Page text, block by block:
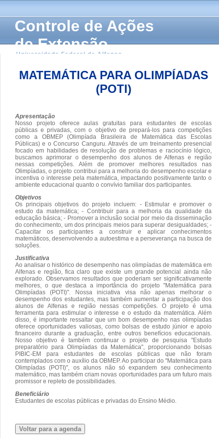
Controle de Ações
de Extensão
Universidade Federal de Alfenas
MATEMÁTICA PARA OLIMPÍADAS
(POTI)
Apresentação
Nosso projeto oferece aulas gratuitas para estudantes de escolas
públicas e privadas, com o objetivo de prepará-los para competições
como a OBMEP (Olimpíada Brasileira de Matemática das Escolas
Públicas) e o Concurso Canguru. Através de um treinamento presencial
focado em habilidades de resolução de problemas e raciocínio lógico,
buscamos aprimorar o desempenho dos alunos de Alfenas e região
nessas competições. Além de promover melhores resultados nas
Olimpíadas, o projeto contribui para a melhoria do desempenho escolar e
incentiva o interesse pela matemática, impactando positivamente tanto o
ambiente educacional quanto o convívio familiar dos participantes.
Objetivos
Os principais objetivos do projeto incluem: - Estimular e promover o
estudo da matemática; - Contribuir para a melhoria da qualidade da
educação básica; - Promover a inclusão social por meio da disseminação
do conhecimento, um dos principais meios para superar desigualdades; -
Capacitar os participantes a construir e aplicar conhecimentos
matemáticos, desenvolvendo a autoestima e a perseverança na busca de
soluções.
Justificativa
Ao analisar o histórico de desempenho nas olimpíadas de matemática em
Alfenas e região, fica claro que existe um grande potencial ainda não
explorado. Observamos resultados que poderiam ser significativamente
melhores, o que destaca a importância do projeto "Matemática para
Olimpíadas (POTI)". Nossa iniciativa visa não apenas melhorar o
desempenho dos estudantes, mas também aumentar a participação dos
alunos de Alfenas e região nessas competições. O projeto é uma
ferramenta para estimular o interesse e o estudo da matemática. Além
disso, é importante ressaltar que um bom desempenho nas olimpíadas
oferece oportunidades valiosas, como bolsas de estudo júnior e apoio
financeiro durante a graduação, entre outros benefícios educacionais.
Nosso objetivo é também continuar o projeto de pesquisa "Estudo
preparatório para Olimpíadas da Matemática", proporcionando bolsas
PIBIC-EM para estudantes de escolas públicas que não foram
contemplados com o auxílio da OBMEP. Ao participar do "Matemática para
Olimpíadas (POTI)", os alunos não só expandem seu conhecimento
matemático, mas também criam novas oportunidades para um futuro mais
promissor e repleto de possibilidades.
Beneficiário
Estudantes de escolas públicas e privadas do Ensino Médio.
Voltar para a agenda